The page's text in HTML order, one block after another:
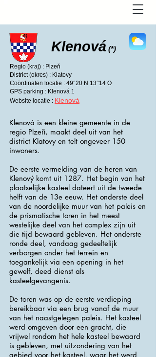
Klenová (*)
Regio (kraj) : Plzeň
District (okres) : Klatovy
Coördinaten locatie : 49°20 N 13°14 O
GPS parking : Klenová 1
Website locatie : Klenová
Klenová is een kleine gemeente in de
regio Plzeň, maakt deel uit van het
district Klatovy en telt ongeveer 150
inwoners.
De eerste vermelding van de heren van
Klenový komt uit 1287. Het begin van het
plaatselijke kasteel dateert uit de tweede
helft van de 13e eeuw. Het onderste deel
van de noordelijke muur van het paleis en
de prismatische toren in het meest
westelijke deel van het complex zijn uit
die tijd bewaard gebleven. Het onderste
ronde deel, vandaag gedeeltelijk
verborgen onder het terrein en
toegankelijk via een opening in het
gewelf, deed dienst als
kasteelgevangenis.
De toren was op de eerste verdieping
bereikbaar via een brug vanaf de muur
van het naastgelegen paleis. Het kasteel
werd omgeven door een gracht, die
vrijwel rondom het hele kasteel bewaard
is gebleven, met uitzondering van het
gebied voor het kasteel, waar het werd